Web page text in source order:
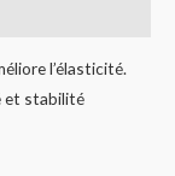
l’élasticité.
et stabilité